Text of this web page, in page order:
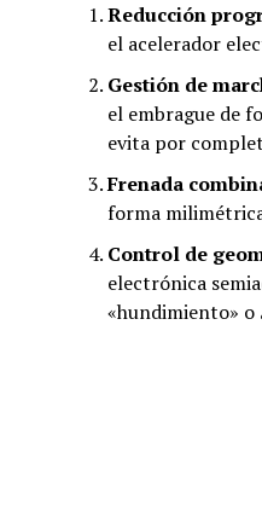
Reducción
el acelerador
Gestión de
el embrague de
evita por
Frenada
forma
Control de
electrónica
«hundimiento» o